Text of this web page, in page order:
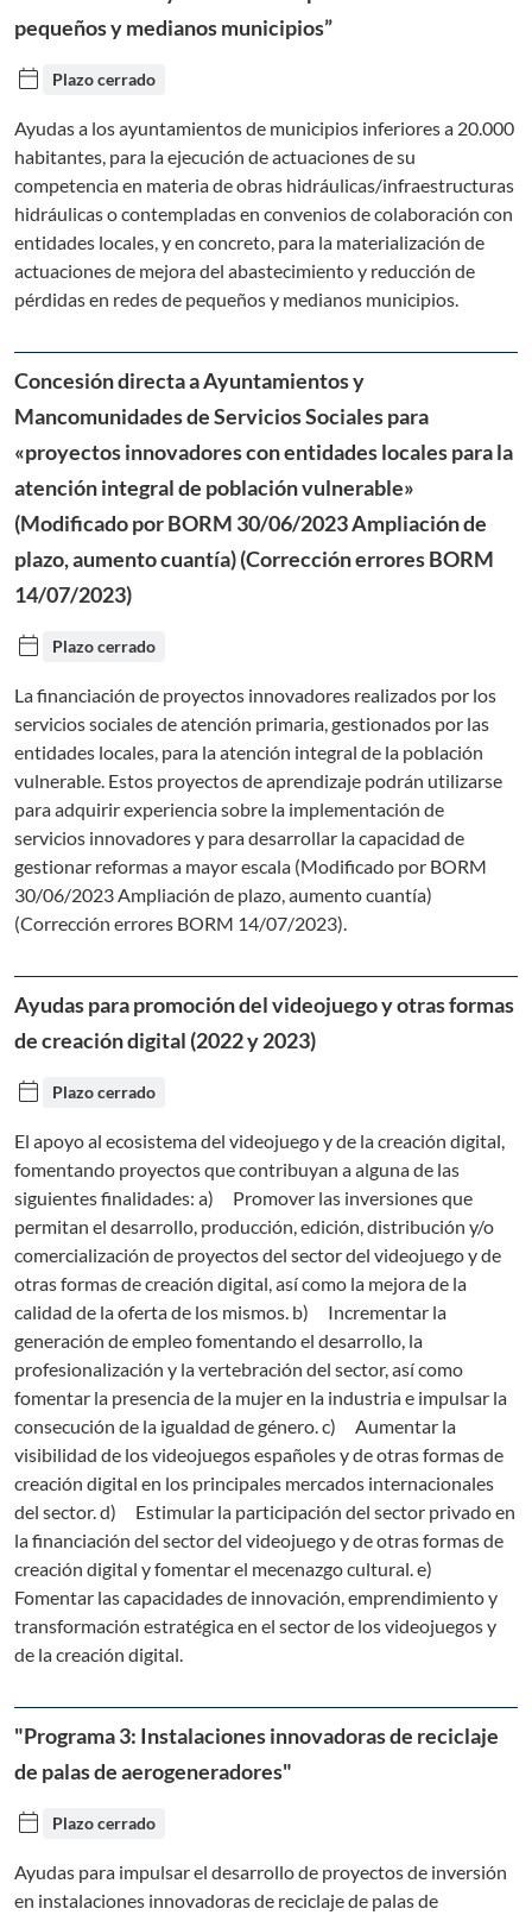
pequeños y medianos municipios”
calendar_today Plazo cerrado
Ayudas a los ayuntamientos de municipios inferiores a 20.000
habitantes, para la ejecución de actuaciones de su
competencia en materia de obras hidráulicas/infraestructuras
hidráulicas o contempladas en convenios de colaboración con
entidades locales, y en concreto, para la materialización de
actuaciones de mejora del abastecimiento y reducción de
pérdidas en redes de pequeños y medianos municipios.
Concesión directa a Ayuntamientos y
Mancomunidades de Servicios Sociales para
«proyectos innovadores con entidades locales para la
atención integral de población vulnerable»
(Modificado por BORM 30/06/2023 Ampliación de
plazo, aumento cuantía) (Corrección errores BORM
14/07/2023)
calendar_today Plazo cerrado
La financiación de proyectos innovadores realizados por los
servicios sociales de atención primaria, gestionados por las
entidades locales, para la atención integral de la población
vulnerable. Estos proyectos de aprendizaje podrán utilizarse
para adquirir experiencia sobre la implementación de
servicios innovadores y para desarrollar la capacidad de
gestionar reformas a mayor escala (Modificado por BORM
30/06/2023 Ampliación de plazo, aumento cuantía)
(Corrección errores BORM 14/07/2023).
Ayudas para promoción del videojuego y otras formas
de creación digital (2022 y 2023)
calendar_today Plazo cerrado
El apoyo al ecosistema del videojuego y de la creación digital,
fomentando proyectos que contribuyan a alguna de las
siguientes finalidades: a) Promover las inversiones que
permitan el desarrollo, producción, edición, distribución y/o
comercialización de proyectos del sector del videojuego y de
otras formas de creación digital, así como la mejora de la
calidad de la oferta de los mismos. b) Incrementar la
generación de empleo fomentando el desarrollo, la
profesionalización y la vertebración del sector, así como
fomentar la presencia de la mujer en la industria e impulsar la
consecución de la igualdad de género. c) Aumentar la
visibilidad de los videojuegos españoles y de otras formas de
creación digital en los principales mercados internacionales
del sector. d) Estimular la participación del sector privado en
la financiación del sector del videojuego y de otras formas de
creación digital y fomentar el mecenazgo cultural. e)
Fomentar las capacidades de innovación, emprendimiento y
transformación estratégica en el sector de los videojuegos y
de la creación digital.
"Programa 3: Instalaciones innovadoras de reciclaje
de palas de aerogeneradores"
calendar_today Plazo cerrado
Ayudas para impulsar el desarrollo de proyectos de inversión
en instalaciones innovadoras de reciclaje de palas de